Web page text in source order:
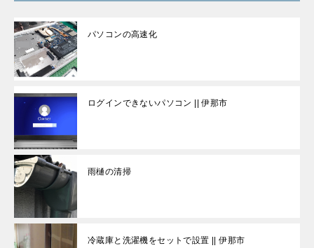
パソコンの高速化
ログインできないパソコン || 伊那市
雨樋の清掃
冷蔵庫と洗濯機をセットで設置 || 伊那市